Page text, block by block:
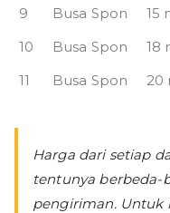
9
Busa Spon 15
10
Busa Spon 18
11
Busa Spon 20
Harga dari setiap
tentunya berbeda-
pengiriman. Untuk